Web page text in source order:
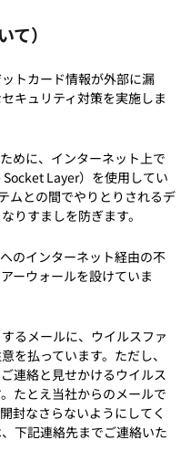
）
トカード情報が外部に漏
キュリティ対策を実施しま
めに、インターネット上で
Layer）を使用してい
ムとの間でやりとりされるデ
りすましを防ぎます。
のインターネット経由の不
ーウォールを設けていま
るメールに、ウイルスファ
を払っています。ただし、
連絡と見せかけるウイルス
たとえ当社からのメールで
封なさらないようにしてく
下記連絡先までご連絡いた